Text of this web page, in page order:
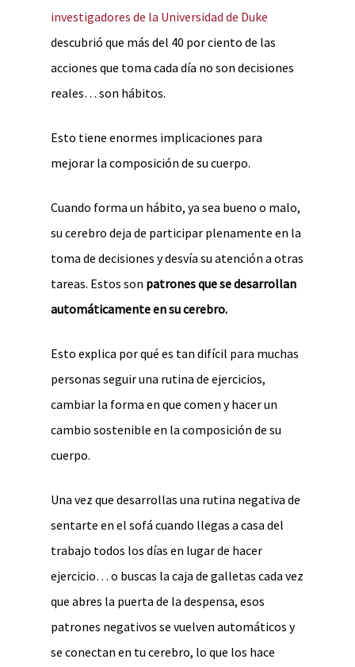
investigadores de la Universidad de Duke
descubrió que más del 40 por ciento de las
acciones que toma cada día no son decisiones
reales… son hábitos.
Esto tiene enormes implicaciones para
mejorar la composición de su cuerpo.
Cuando forma un hábito, ya sea bueno o malo,
su cerebro deja de participar plenamente en la
toma de decisiones y desvía su atención a otras
tareas. Estos son patrones que se desarrollan
automáticamente en su cerebro.
Esto explica por qué es tan difícil para muchas
personas seguir una rutina de ejercicios,
cambiar la forma en que comen y hacer un
cambio sostenible en la composición de su
cuerpo.
Una vez que desarrollas una rutina negativa de
sentarte en el sofá cuando llegas a casa del
trabajo todos los días en lugar de hacer
ejercicio… o buscas la caja de galletas cada vez
que abres la puerta de la despensa, esos
patrones negativos se vuelven automáticos y
se conectan en tu cerebro, lo que los hace